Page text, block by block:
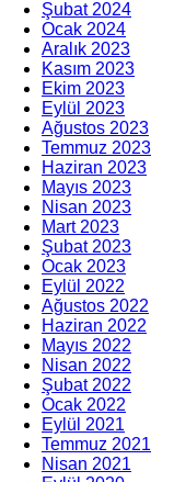
Şubat 2024
Ocak 2024
Aralık 2023
Kasım 2023
Ekim 2023
Eylül 2023
Ağustos 2023
Temmuz 2023
Haziran 2023
Mayıs 2023
Nisan 2023
Mart 2023
Şubat 2023
Ocak 2023
Eylül 2022
Ağustos 2022
Haziran 2022
Mayıs 2022
Nisan 2022
Şubat 2022
Ocak 2022
Eylül 2021
Temmuz 2021
Nisan 2021